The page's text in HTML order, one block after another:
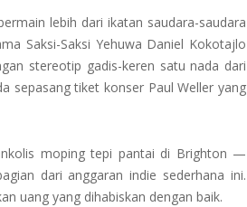
lebih dari ikatan saudara-saudara
Saksi-Saksi Yehuwa Daniel Kokotajlo
stereotip gadis-keren satu nada dari
sepasang tiket konser Paul Weller yang
moping tepi pantai di Brighton —
dari anggaran indie sederhana ini.
uang yang dihabiskan dengan baik.